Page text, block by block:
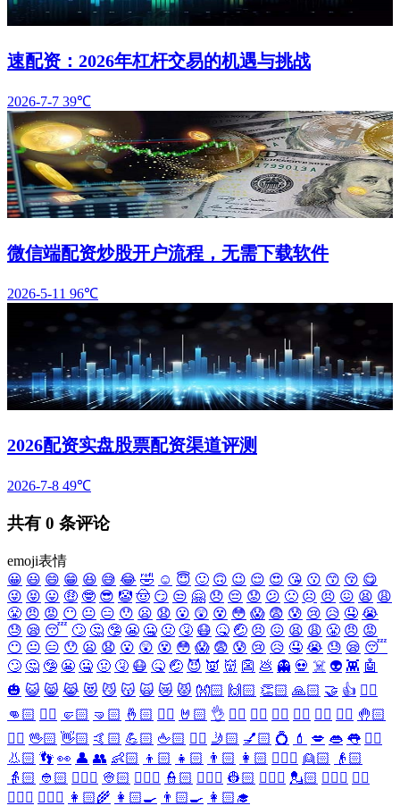
速配资：2026年杠杆交易的机遇与挑战
2026-7-7 39℃
微信端配资炒股开户流程，无需下载软件
2026-5-11 96℃
2026配资实盘股票配资渠道评测
2026-7-8 49℃
共有 0 条评论
emoji表情
😀 😃 😄 😁 😆 😅 😂 🤣 ☺️ 😇 🙂 🙃 😉 😌 😍 😘 😗 😙 😚 😋
😜 😝 😛 🤑 🤓 😎 🤡 🤠 😏 😒 🤗 😞 😔 😟 😕 🙁 ☹️ 😣 😖 😫 😩
😤 😠 😡 😶 😐 😑 😯 😦 😧 😮 😲 😵 😳 😱 😨 😰 😢 😥 🤤 😭
😓 😪 😴 🙄 🤔 🤥 😬 🤐 🤢 🤧 😷 🤒 🤕 😣 😖 😫 😩 😤 😠 😡
😶 😐 😑 😯 😦 😧 😮 😲 😵 😳 😱 😨 😰 😢 😥 🤤 😭 😓 😪 😴
🙄 🤔 🤥 😬 🤐 🤢 🤧 😷 🤒 🤕 😈 👿 👹 👺 💩 👻 💀 ☠️ 👽 👾 🤖
🎃 😺 😸 😹 😻 😼 😽 🙀 😿 😾 👐🏻 🙌🏻 👏🏻 🙏🏻 🤝 👍 👎🏻
👊🏻 ✊🏻 🤛🏻 🤜🏻 🤞🏻 ✌🏻 🤘🏻 👌 👈🏻 👉🏻 👆🏻 👇🏻 ☝🏻 ✋🏻 🤚🏻
🖐🏻 🖖🏻 👋🏻 🤙🏻 💪🏻 🖕🏻 ✍🏻 🤳🏻 💅🏻 💍 💄 💋 👄 👅 👂🏻
👃🏻 👣 👀 👤 👥 👶🏻 👦🏻 👧🏻 👨🏻 👩🏻 👱🏻‍♀️ 👱🏻
👴🏻
👵🏻 👲🏻 👳🏻‍♀️ 👳🏻 👮🏻‍♀️ 👮🏻 👷🏻‍♀️ 👷🏻 💂🏻‍♀️ 💂🏻 🕵🏻‍♀️ 🕵🏻
👩🏻‍⚕️ 👨🏻‍⚕️ 👩🏻‍🌾 👩🏻‍🍳 👨🏻‍🍳 👩🏻‍🎓